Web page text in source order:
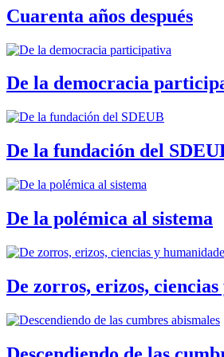
Cuarenta años después
De la democracia
De la fundación del
De la polémica al sistema
De zorros, erizos,